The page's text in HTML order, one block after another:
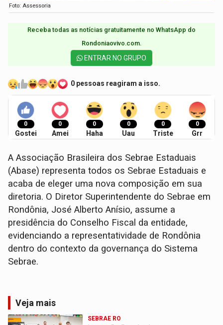
Foto: Assessoria
Receba todas as notícias gratuitamente no WhatsApp do
Rondoniaovivo.com.​
ENTRAR NO GRUPO
0 pessoas reagiram a isso.
0
Gostei
0
Amei
0
Haha
0
Uau
0
Triste
0
Grr
A Associação Brasileira dos Sebrae Estaduais
(Abase) representa todos os Sebrae Estaduais e
acaba de eleger uma nova composição em sua
diretoria. O Diretor Superintendente do Sebrae em
Rondônia, José Alberto Anísio, assume a
presidência do Conselho Fiscal da entidade,
evidenciando a representatividade de Rondônia
dentro do contexto da governança do Sistema
Sebrae.
Veja mais
SEBRAE RO